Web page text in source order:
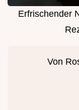
Erfrischender
Von